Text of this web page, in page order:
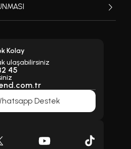
Kolay
ulaşabilirsiniz
45
Destek